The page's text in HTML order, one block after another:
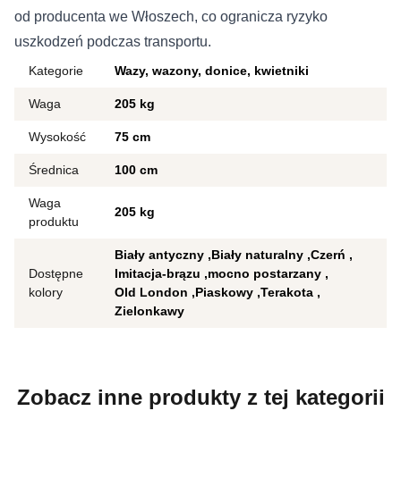
od producenta we Włoszech, co ogranicza ryzyko
uszkodzeń podczas transportu.
Kategorie Wazy, wazony, donice, kwietniki
Waga 205 kg
Wysokość 75 cm
Średnica 100 cm
Waga
produktu
205 kg
Dostępne
kolory
Biały antyczny Biały naturalny Czerń
Imitacja-brązu
mocno postarzany
Old London
Piaskowy Terakota
Zielonkawy
Zobacz inne produkty z tej kategorii